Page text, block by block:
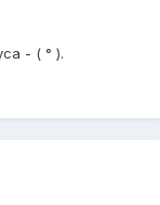
- ( ° ).